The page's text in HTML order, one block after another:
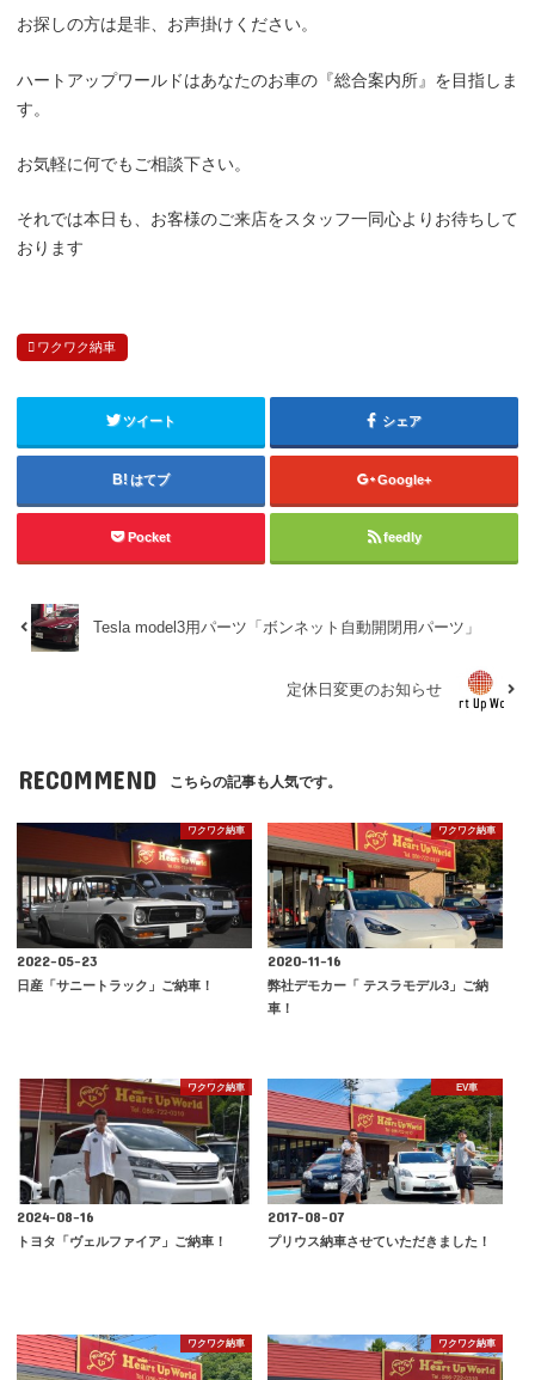
お探しの方は是非、お声掛けください。
ハートアップワールドはあなたのお車の『総合案内所』を目指しま
す。
お気軽に何でもご相談下さい。
それでは本日も、お客様のご来店をスタッフ一同心よりお待ちして
おります
ワクワク納車
ツイート シェア
はてブ Google+
Pocket feedly
Tesla model3用パーツ「ボンネット自動開閉用パーツ」
定休日変更のお知らせ
RECOMMEND こちらの記事も人気です。
ワクワク納車
2022-05-23
日産「サニートラック」ご納車！
ワクワク納車
2020-11-16
弊社デモカー「 テスラモデル3」ご納
車！
ワクワク納車
2024-08-16
トヨタ「ヴェルファイア」ご納車！
EV車
2017-08-07
プリウス納車させていただきました！
ワクワク納車 ワクワク納車